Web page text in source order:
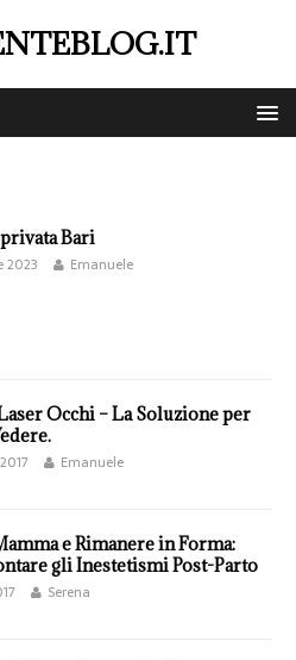
Bari
2023 Emanuele
Occhi – La Soluzione per
Emanuele
e Rimanere in Forma:
gli Inestetismi Post-Parto
Serena